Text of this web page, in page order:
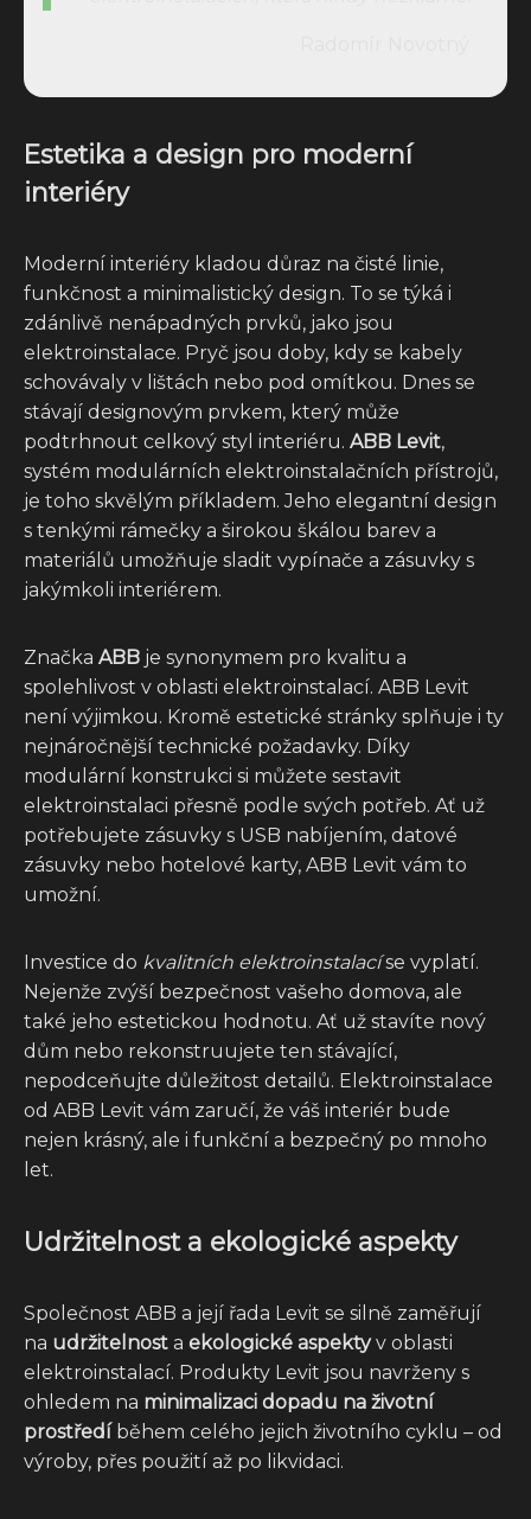
Estetika a design pro moderní
interiéry
Moderní interiéry kladou důraz na čisté linie,
funkčnost a minimalistický design. To se týká i
zdánlivě nenápadných prvků, jako jsou
elektroinstalace. Pryč jsou doby, kdy se kabely
schovávaly v lištách nebo pod omítkou. Dnes se
stávají designovým prvkem, který může
podtrhnout celkový styl interiéru. ABB Levit,
systém modulárních elektroinstalačních přístrojů,
je toho skvělým příkladem. Jeho elegantní design
s tenkými rámečky a širokou škálou barev a
materiálů umožňuje sladit vypínače a zásuvky s
jakýmkoli interiérem.
Značka ABB je synonymem pro kvalitu a
spolehlivost v oblasti elektroinstalací. ABB Levit
není výjimkou. Kromě estetické stránky splňuje i ty
nejnáročnější technické požadavky. Díky
modulární konstrukci si můžete sestavit
elektroinstalaci přesně podle svých potřeb. Ať už
potřebujete zásuvky s USB nabíjením, datové
zásuvky nebo hotelové karty, ABB Levit vám to
umožní.
Investice do kvalitních elektroinstalacíse vyplatí.
Nejenže zvýší bezpečnost vašeho domova, ale
také jeho estetickou hodnotu. Ať už stavíte nový
dům nebo rekonstruujete ten stávající,
nepodceňujte důležitost detailů. Elektroinstalace
od ABB Levit vám zaručí, že váš interiér bude
nejen krásný, ale i funkční a bezpečný po mnoho
let.
Udržitelnost a ekologické aspekty
Společnost ABB a její řada Levit se silně zaměřují
na udržitelnost a ekologické aspektyv oblasti
elektroinstalací. Produkty Levit jsou navrženy s
ohledem na minimalizaci dopadu na životní
prostředíběhem celého jejich životního cyklu – od
výroby, přes použití až po likvidaci.